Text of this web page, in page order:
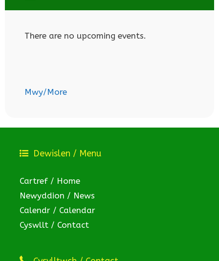
There are no upcoming events.
Mwy/More
Dewislen / Menu
Cartref / Home
Newyddion / News
Calendr / Calendar
Cyswllt / Contact